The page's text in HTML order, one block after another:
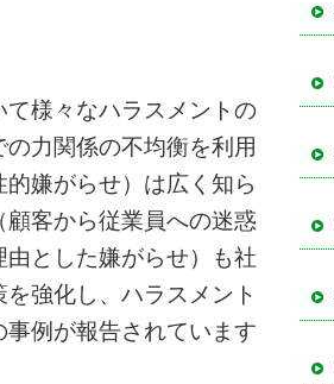
様々なハラスメントの
力関係の不均衡を利用
嫌がらせ）は広く知ら
客から従業員への迷惑
とした嫌がらせ）も社
強化し、ハラスメント
例が報告されています